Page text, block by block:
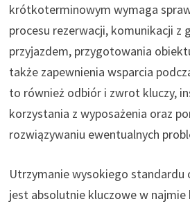
krótkoterminowym wymaga
procesu rezerwacji, komunikacji z
przyjazdem, przygotowania
także zapewnienia wsparcia
to również odbiór i zwrot kluczy,
korzystania z wyposażenia oraz
rozwiązywaniu ewentualnych
Utrzymanie wysokiego standardu
jest absolutnie kluczowe w